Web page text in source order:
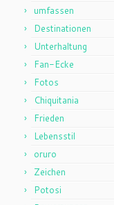
umfassen
Destinationen
Unterhaltung
Fan-Ecke
Fotos
Chiquitania
Frieden
Lebensstil
oruro
Zeichen
Potosi